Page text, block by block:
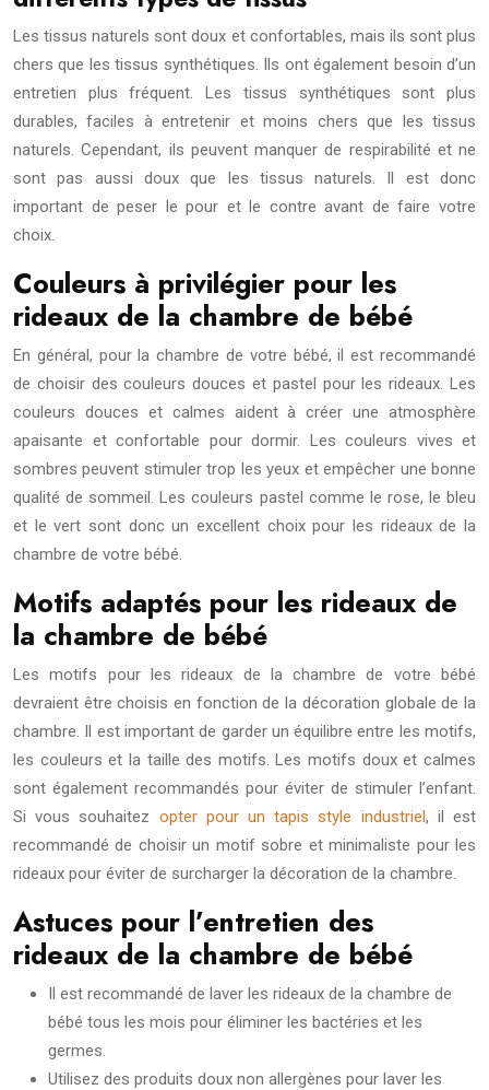
Les tissus naturels sont doux et confortables, mais ils sont plus
chers que les tissus synthétiques. Ils ont également besoin d’un
entretien plus fréquent. Les tissus synthétiques sont plus
durables, faciles à entretenir et moins chers que les tissus
naturels. Cependant, ils peuvent manquer de respirabilité et ne
sont pas aussi doux que les tissus naturels. Il est donc
important de peser le pour et le contre avant de faire votre
choix.
Couleurs à privilégier pour les
rideaux de la chambre de bébé
En général, pour la chambre de votre bébé, il est recommandé
de choisir des couleurs douces et pastel pour les rideaux. Les
couleurs douces et calmes aident à créer une atmosphère
apaisante et confortable pour dormir. Les couleurs vives et
sombres peuvent stimuler trop les yeux et empêcher une bonne
qualité de sommeil. Les couleurs pastel comme le rose, le bleu
et le vert sont donc un excellent choix pour les rideaux de la
chambre de votre bébé.
Motifs adaptés pour les rideaux de
la chambre de bébé
Les motifs pour les rideaux de la chambre de votre bébé
devraient être choisis en fonction de la décoration globale de la
chambre. Il est important de garder un équilibre entre les motifs,
les couleurs et la taille des motifs. Les motifs doux et calmes
sont également recommandés pour éviter de stimuler l’enfant.
Si vous souhaitez opter pour un tapis style industriel, il est
recommandé de choisir un motif sobre et minimaliste pour les
rideaux pour éviter de surcharger la décoration de la chambre.
Astuces pour l’entretien des
rideaux de la chambre de bébé
Il est recommandé de laver les rideaux de la chambre de
bébé tous les mois pour éliminer les bactéries et les
germes.
Utilisez des produits doux non allergènes pour laver les